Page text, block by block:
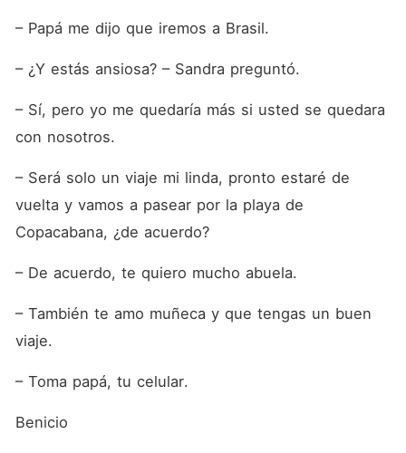
– Papá me dijo que iremos a Brasil.
– ¿Y estás ansiosa? – Sandra preguntó.
– Sí, pero yo me quedaría más si usted se quedara
con nosotros.
– Será solo un viaje mi linda, pronto estaré de
vuelta y vamos a pasear por la playa de
Copacabana, ¿de acuerdo?
– De acuerdo, te quiero mucho abuela.
– También te amo muñeca y que tengas un buen
viaje.
– Toma papá, tu celular.
Benicio